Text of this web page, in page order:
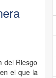
del Riesgo
el que la